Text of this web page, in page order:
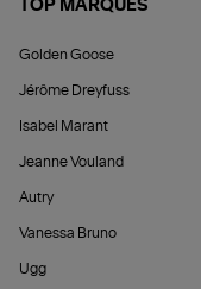
TOP MARQUES
Golden Goose
Jérôme Dreyfuss
Isabel Marant
Jeanne Vouland
Autry
Vanessa Bruno
Ugg